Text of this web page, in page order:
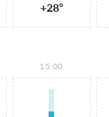
+28°
15:00